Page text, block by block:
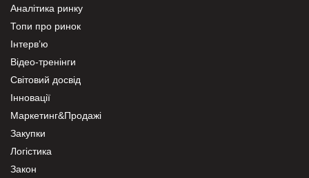
Аналітика ринку
Топи про ринок
Інтерв’ю
Відео-тренінги
Світовий досвід
Інновації
Маркетинг&Продажі
Закупки
Логістика
Закон